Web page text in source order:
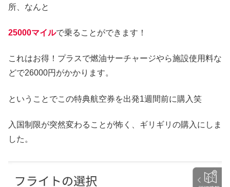
所、なんと
25000マイルで乗ることができます！
これはお得！プラスで燃油サーチャージやら施設使用料な
どで26000円がかかります。
ということでこの特典航空券を出発1週間前に購入笑
入国制限が突然変わることが怖く、ギリギリの購入にしま
した。